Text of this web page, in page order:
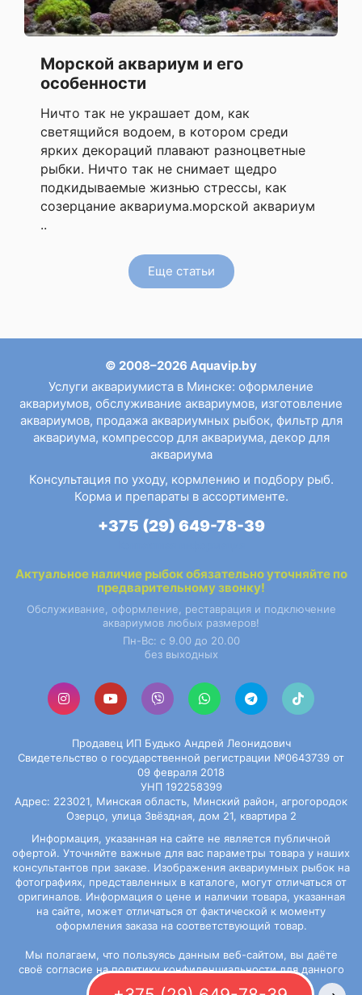
Морской аквариум и его
особенности
Ничто так не украшает дом, как
светящийся водоем, в котором среди
ярких декораций плавают разноцветные
рыбки. Ничто так не снимает щедро
подкидываемые жизнью стрессы, как
созерцание аквариума.морской аквариум
..
Еще статьи
© 2008–2026 Aquavip.by
Услуги аквариумиста в Минске: оформление
аквариумов, обслуживание аквариумов, изготовление
аквариумов, продажа аквариумных рыбок, фильтр для
аквариума, компрессор для аквариума, декор для
аквариума
Консультация по уходу, кормлению и подбору рыб.
Корма и препараты в ассортименте.
+375 (29) 649-78-39
Актуальное наличие рыбокобязательно уточняйте по
предварительному звонку!
Обслуживание, оформление, реставрация и подключение
аквариумов любых размеров!
Пн-Вс: с 9.00 до 20.00
без выходных
Продавец ИП Будько Андрей Леонидович
Свидетельство о государственной регистрации №0643739 от
09 февраля 2018
УНП 192258399
Адрес: 223021, Минская область, Минский район, агрогородок
Озерцо, улица Звёздная, дом 21, квартира 2
Информация, указанная на сайте не является публичной
офертой. Уточняйте важные для вас параметры товара у наших
консультантов при заказе. Изображения аквариумных рыбокна
фотографиях, представленных в каталоге, могут отличаться от
оригиналов. Информация о цене и наличии товара, указанная
на сайте, может отличаться от фактической к моменту
оформления заказа на соответствующий товар.
Мы полагаем, что пользуясь данным веб-сайтом, вы даёте
своё согласие наполитику конфиденциальностидля данного
сайта.